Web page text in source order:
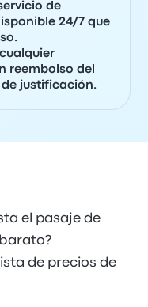
de
24/7 que
reembolso del
de justificación.
el pasaje de
de precios de